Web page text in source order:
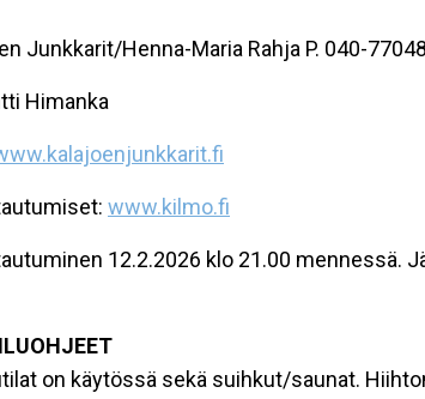
Junkkarit/Henna-Maria Rahja P. 040-
Himanka
www.kilmo.fi
12.2.2026 klo 21.00 mennessä.
on käytössä sekä suihkut/saunat.